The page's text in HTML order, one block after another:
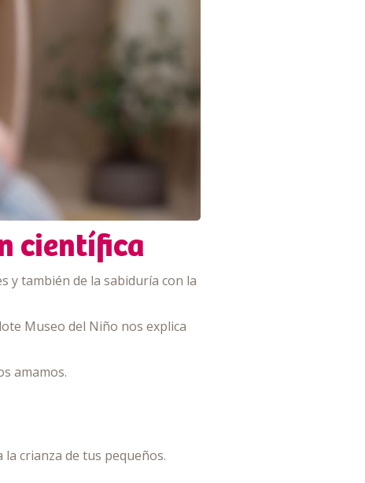
científica
y también de la sabiduría con la
Museo del Niño nos explica
amamos.
crianza de tus pequeños.